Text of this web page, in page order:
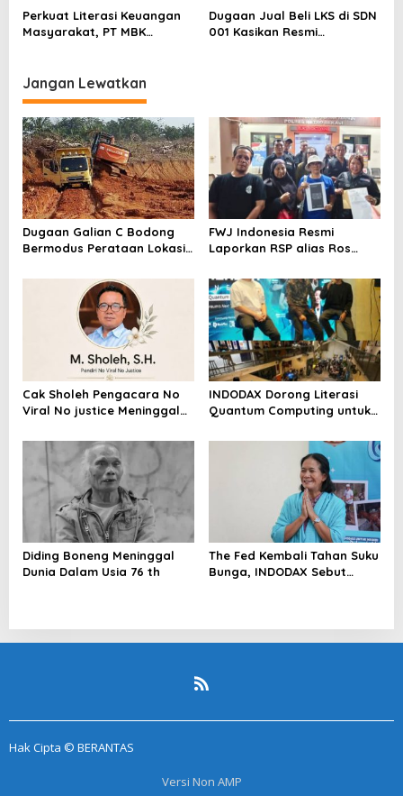
Sentimen Pasar
Pelapor Desak Polda Jambi
Segera Lakukan Penahanan
Perkuat Literasi Keuangan
Masyarakat, PT MBK
Dugaan Jual Beli LKS di SDN
001 Kasikan Resmi
Jangan Lewatkan
Dugaan Galian C Bodong
Bermodus Perataan Lokasi
Riau Akan Tinjauan Lokasi
FWJ Indonesia Resmi
Laporkan RSP alias Ros
Cak Sholeh Pengacara No
Viral No justice Meninggal
INDODAX Dorong Literasi
Quantum Computing untuk
Blockchain
Diding Boneng Meninggal
Dunia Dalam Usia 76 th
The Fed Kembali Tahan Suku
Bunga, INDODAX Sebut
Hak Cipta © BERANTAS
Versi Non AMP